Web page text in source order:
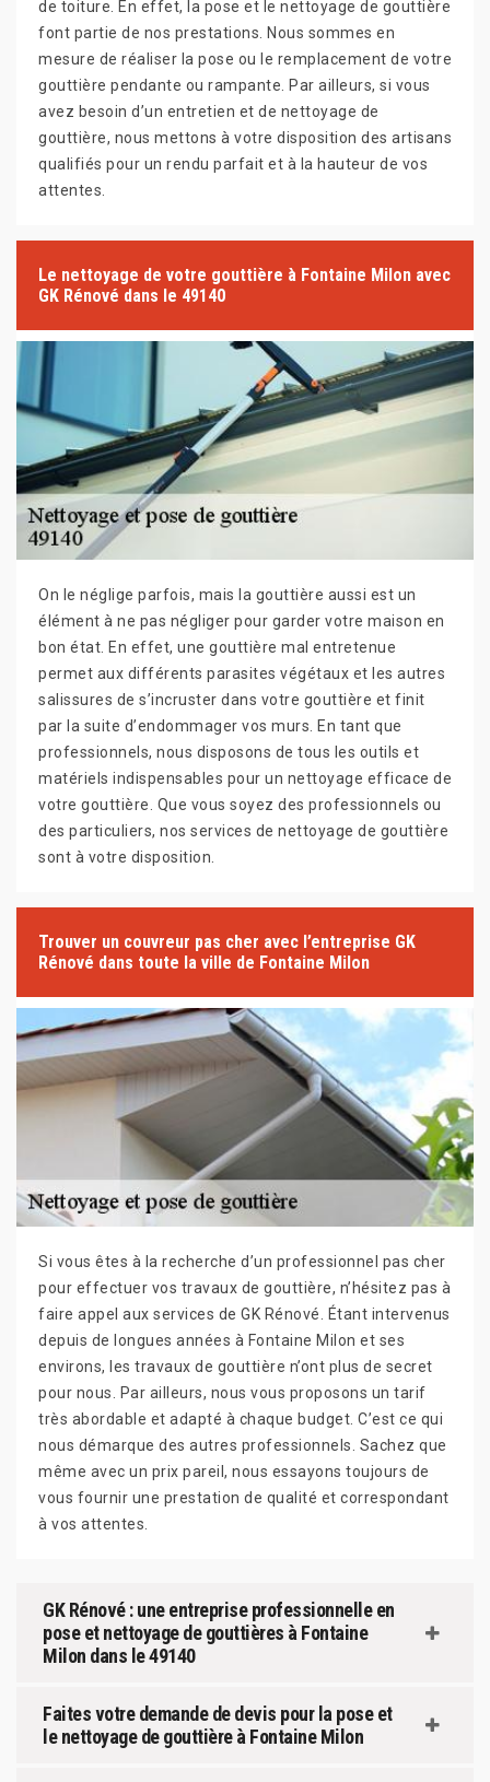
de toiture. En effet, la pose et le nettoyage de gouttière
font partie de nos prestations. Nous sommes en
mesure de réaliser la pose ou le remplacement de votre
gouttière pendante ou rampante. Par ailleurs, si vous
avez besoin d’un entretien et de nettoyage de
gouttière, nous mettons à votre disposition des artisans
qualifiés pour un rendu parfait et à la hauteur de vos
attentes.
Le nettoyage de votre gouttière à Fontaine Milon avec
GK Rénové dans le 49140
On le néglige parfois, mais la gouttière aussi est un
élément à ne pas négliger pour garder votre maison en
bon état. En effet, une gouttière mal entretenue
permet aux différents parasites végétaux et les autres
salissures de s’incruster dans votre gouttière et finit
par la suite d’endommager vos murs. En tant que
professionnels, nous disposons de tous les outils et
matériels indispensables pour un nettoyage efficace de
votre gouttière. Que vous soyez des professionnels ou
des particuliers, nos services de nettoyage de gouttière
sont à votre disposition.
Trouver un couvreur pas cher avec l’entreprise GK
Rénové dans toute la ville de Fontaine Milon
Si vous êtes à la recherche d’un professionnel pas cher
pour effectuer vos travaux de gouttière, n’hésitez pas à
faire appel aux services de GK Rénové. Étant intervenus
depuis de longues années à Fontaine Milon et ses
environs, les travaux de gouttière n’ont plus de secret
pour nous. Par ailleurs, nous vous proposons un tarif
très abordable et adapté à chaque budget. C’est ce qui
nous démarque des autres professionnels. Sachez que
même avec un prix pareil, nous essayons toujours de
vous fournir une prestation de qualité et correspondant
à vos attentes.
GK Rénové : une entreprise professionnelle en
pose et nettoyage de gouttières à Fontaine
Milon dans le 49140
Faites votre demande de devis pour la pose et
le nettoyage de gouttière à Fontaine Milon